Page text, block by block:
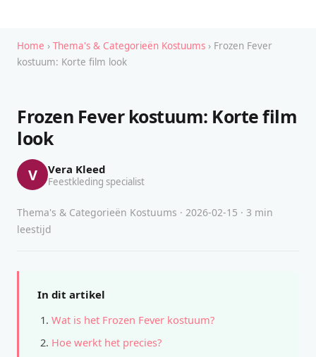
Home › Thema's & Categorieën Kostuums › Frozen Fever
kostuum: Korte film look
Frozen Fever kostuum: Korte film
look
V Vera Kleed
Feestkleding specialist
Thema's & Categorieën Kostuums · 2026-02-15 · 3 min
leestijd
In dit artikel
Wat is het Frozen Fever kostuum?
Hoe werkt het precies?